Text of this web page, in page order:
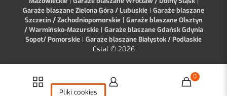
Garaże blaszane Zielona Góra / Lubuskie | Garaże blaszane
Szczecin / Zachodniopomorskie| Garaże blaszane Olsztyn
/ Warmińsko-Mazurskie| Garaże blaszane Gdańsk Gdynia
Sopot/ Pomorskie | Garaże blaszane Białystok / Podlaskie
Cstal © 2026
0
Pliki cookies